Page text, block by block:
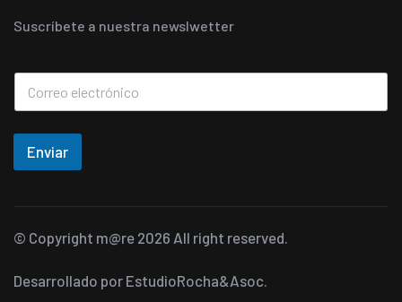
Suscríbete a nuestra newslwetter
Enviar
© Copyright m@re 2026 All right reserved.
Desarrollado por EstudioRocha&Asoc.